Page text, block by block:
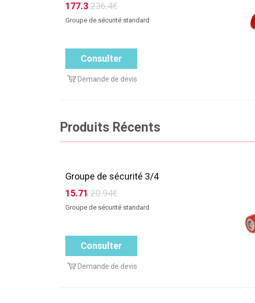
177.3236.4€
Groupe de sécurité standard
Consulter
Demande de devis
Produits Récents
Groupe de sécurité 3/4
15.71 20.94€
Groupe de sécurité standard
Consulter
Demande de devis